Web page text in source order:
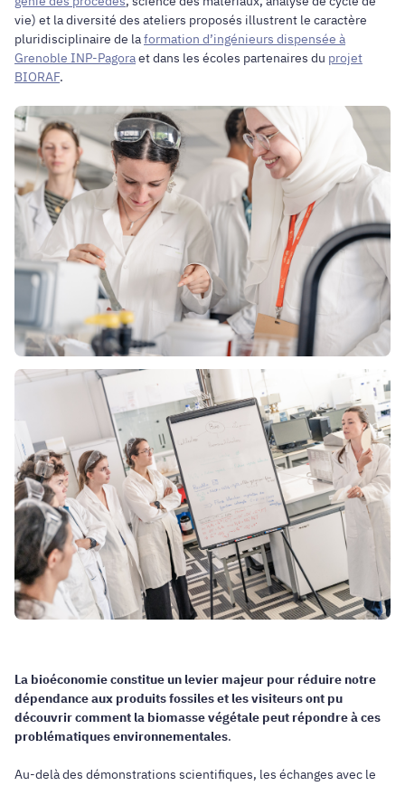
vie) et la diversité des ateliers proposés illustrent le caractère
pluridisciplinaire de laformation d’ingénieurs dispensée à
Grenoble INP-Pagoraet dans les écoles partenaires du projet
BIORAF.
La bioéconomie constitue un levier majeur pour réduire notre
dépendance aux produits fossiles et les visiteurs ont pu
découvrir comment la biomasse végétale peut répondre à ces
problématiques environnementales.
Au-delà des démonstrations scientifiques, les échanges avec le